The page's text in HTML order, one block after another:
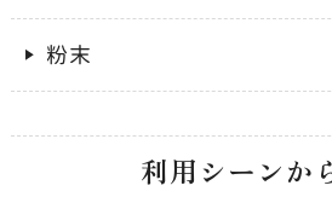
粉末
利用シーンか